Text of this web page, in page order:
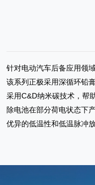
针对电动汽车后备应用领
该系列正极采用深循环铅
采用C&D纳米碳技术，帮
除电池在部分荷电状态下
优异的低温性和低温脉冲放